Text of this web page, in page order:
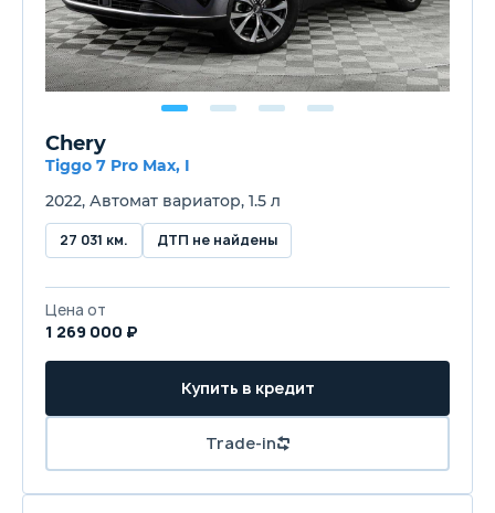
Chery
Tiggo 7 Pro Max, I
2022, Автомат вариатор, 1.5 л
27 031 км. ДТП не найдены
Цена от
1 269 000 ₽
Купить в кредит
Trade-in